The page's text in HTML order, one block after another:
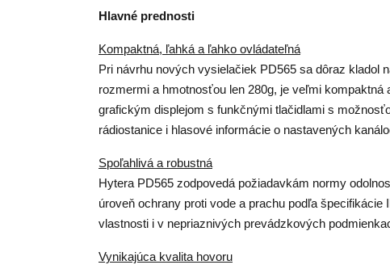
Hlavné prednosti
Kompaktná, ľahká a ľahko ovládateľná
Pri návrhu nových vysielačiek PD565 sa dôraz kladol
rozmermi a hmotnosťou len 280g, je veľmi
grafickým displejom s funkčnými tlačidlami s
rádiostanice i hlasové informácie o nastavených
Spoľahlivá a robustná
Hytera PD565 zodpovedá požiadavkám normy
úroveň ochrany proti vode a prachu podľa
vlastnosti i v nepriaznivých prevádzkových
Vynikajúca kvalita hovoru